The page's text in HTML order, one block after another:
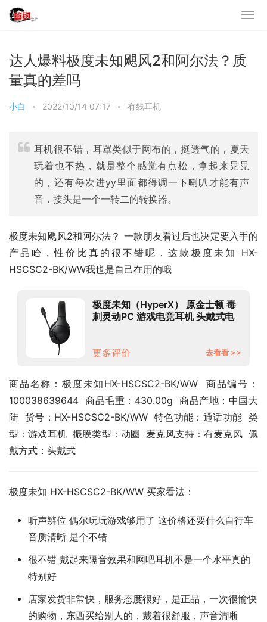
达人爆料极度未知飓风2和阿尔法？质
量真的差吗
小白 • 2022/10/14 07:17 • 有线耳机
耳机很不错，耳罩类似于网布的，挺透气的，夏天
玩着也不热，就是整个感觉有点松，拿起来晃晃
的，还有每次进yy里面都得调一下喇叭才能有声
音，接头是一个一转二的转换器。
极度未知飓风2和阿尔法？ 一款朋友看过后也决定要入手的
产品哈，性价比真的很不错呢，这款极度未知 HX-
HSCSC2-BK/WW我也是自己在用的哦
极度未知（HyperX） 原金士顿 毒
刺灵动PC 游戏电竞耳机 头戴式电
更多评价 去看看 >>
商品名称：极度未知HX-HSCSC2-BK/WW  商品编号：
100038639644  商品毛重：430.00g  商品产地：中国大
陆  货号：HX-HSCSC2-BK/WW  特色功能：通话功能  类
型：游戏耳机  振膜类型：动圈  麦克风支持：有麦克风  佩
戴方式：头戴式
极度未知 HX-HSCSC2-BK/WW 买家看法：
听声辨位 偶尔玩玩游戏够用了 这价格还要什么自行车
音质清晰 是个不错
很不错 戴起来隔音效果和网吧耳机不是一个水平真的
特别好
店家发货非常快，服务态度很好，是正品，一次很愉快
的购物，东西买给别人的，戴着很舒服，声音清晰